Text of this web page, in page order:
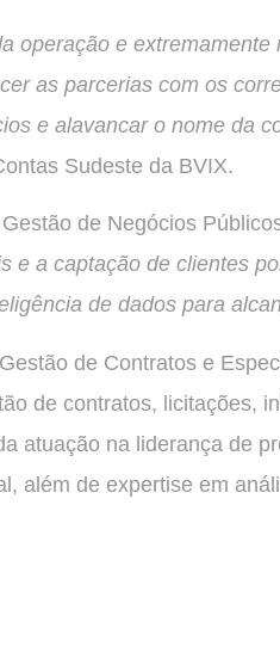
operação e
as parcerias com os
e alavancar o nome da
Sudeste da BVIX.
de Negócios
e a captação de clientes
de dados para
de Contratos e
de contratos, licitações,
atuação na liderança de
além de expertise em